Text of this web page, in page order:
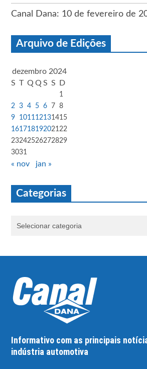
Canal Dana: 10 de fevereiro de
Arquivo de Edições
dezembro 2024
S T Q Q S S D
1
2
3 4 5 6 7 8
9
1011 12131415
161718192021 22
23242526272829
3031
« nov jan »
Categorias
Informativo com as principais
indústria automotiva